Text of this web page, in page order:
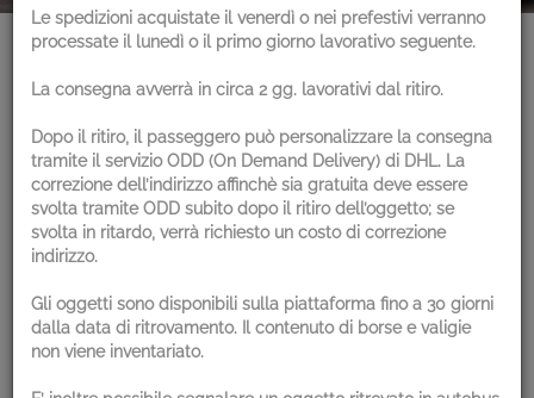
Hai già un account? Accedi subito
Le spedizioni acquistate il venerdì o nei prefestivi verranno
processate il lunedì o il primo giorno lavorativo seguente.
La consegna avverrà in circa 2 gg. lavorativi dal ritiro.
Dopo il ritiro, il passeggero può personalizzare la consegna
tramite il servizio ODD (On Demand Delivery) di DHL. La
correzione dell’indirizzo affinchè sia gratuita deve essere
svolta tramite ODD subito dopo il ritiro dell’oggetto; se
svolta in ritardo, verrà richiesto un costo di correzione
indirizzo.
Gli oggetti sono disponibili sulla piattaforma fino a 30 giorni
dalla data di ritrovamento. Il contenuto di borse e valigie
non viene inventariato.